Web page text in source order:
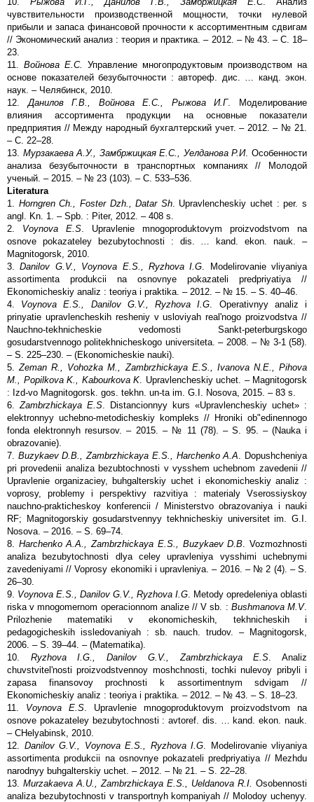
чувствительности производственной мощности, точки нулевой
прибыли и запаса финансовой прочности к ассортиментным сдвигам
// Экономический анализ : теория и практика. – 2012. – № 43. – С. 18–
23.
11. Войнова Е.С.
Управление многопродуктовым производством на
основе показателей безубыточности : автореф. дис. … канд. экон.
наук. – Челябинск, 2010.
12. Данилов Г.В., Войнова Е.С., Рыжова И.Г. Моделирование
влияния ассортимента продукции на основные показатели
предприятия // Между народный бухгалтерский учет. – 2012. – № 21.
– С. 22–28.
13. Мурзакаева А.У., Замбржицкая Е.С., Уелданова Р.И. Особенности
анализа безубыточности в транспортных компаниях // Молодой
ученый. – 2015. – № 23 (103). – С. 533–536.
Literatura
1. Horngren Ch., Foster Dzh., Datar Sh. Upravlencheskiy uchet : per. s
angl. Kn. 1. – Spb. : Piter, 2012. – 408 s.
2. Voynova E.S . Upravlenie mnogoproduktovym proizvodstvom na
osnove pokazateley bezubytochnosti : dis. … kand. ekon. nauk. –
Magnitogorsk, 2010.
3.Danilov G.V., Voynova E.S., Ryzhova I.G . Modelirovanie vliyaniya
assortimenta produkcii na osnovnye pokazateli predpriyatiya //
Ekonomicheskiy analiz : teoriya i praktika. – 2012. – № 15. – S. 40–46.
4. Voynova E.S., Danilov G.V., Ryzhova I.G . Operativnyy analiz i
prinyatie upravlencheskih resheniy v usloviyah real'nogo proizvodstva //
Nauchno-tekhnicheskie vedomosti Sankt-peterburgskogo
gosudarstvennogo politekhnicheskogo universiteta. – 2008. – № 3-1 (58).
– S. 225–230. – (Ekonomicheskie nauki).
5.Zeman R., Vohozka M., Zambrzhickaya E.S., Ivanova N.E., Pihova
M., Popilkova K., Kabourkova K . Upravlencheskiy uchet. – Magnitogorsk
: Izd-vo Magnitogorsk. gos. tekhn. un-ta im. G.I. Nosova, 2015. – 83 s.
6. Zambrzhickaya E.S . Distancionnyy kurs «Upravlencheskiy uchet» :
elektronnyy uchebno-metodicheskiy kompleks // Hroniki ob"edinennogo
fonda elektronnyh resursov. – 2015. – № 11 (78). – S. 95. – (Nauka i
obrazovanie).
7. Buzykaev D.B., Zambrzhickaya E.S., Harchenko A.A . Dopushcheniya
pri provedenii analiza bezubtochnosti v vysshem uchebnom zavedenii //
Upravlenie organizaciey, buhgalterskiy uchet i ekonomicheskiy analiz :
voprosy, problemy i perspektivy razvitiya : materialy Vserossiyskoy
nauchno-prakticheskoy konferencii / Ministerstvo obrazovaniya i nauki
RF; Magnitogorskiy gosudarstvennyy tekhnicheskiy universitet im. G.I.
Nosova. – 2016. – S. 69–74.
8. Harchenko A.A., Zambrzhickaya E.S., Buzykaev D.B . Vozmozhnosti
analiza bezubytochnosti dlya celey upravleniya vysshimi uchebnymi
zavedeniyami // Voprosy ekonomiki i upravleniya. – 2016. – № 2 (4). – S.
26–30.
9. Voynova E.S., Danilov G.V., Ryzhova I.G . Metody opredeleniya oblasti
riska v mnogomernom operacionnom analize // V sb. : Bushmanova M.V.
Prilozhenie matematiki v ekonomicheskih, tekhnicheskih i
pedagogicheskih issledovaniyah : sb. nauch. trudov. – Magnitogorsk,
2006. – S. 39–44. – (Matematika).
10. Ryzhova I.G., Danilov G.V., Zambrzhickaya E.S . Analiz
chuvstvitel'nosti proizvodstvennoy moshchnosti, tochki nulevoy pribyli i
zapasa finansovoy prochnosti k assortimentnym sdvigam //
Ekonomicheskiy analiz : teoriya i praktika. – 2012. – № 43. – S. 18–23.
11. Voynova E.S . Upravlenie mnogoproduktovym proizvodstvom na
osnove pokazateley bezubytochnosti : avtoref. dis. … kand. ekon. nauk.
– CHelyabinsk, 2010.
12. Danilov G.V., Voynova E.S., Ryzhova I.G . Modelirovanie vliyaniya
assortimenta produkcii na osnovnye pokazateli predpriyatiya // Mezhdu
narodnyy buhgalterskiy uchet. – 2012. – № 21. – S. 22–28.
13. Murzakaeva A.U., Zambrzhickaya E.S., Ueldanova R.I. Osobennosti
analiza bezubytochnosti v transportnyh kompaniyah // Molodoy uchenyy.